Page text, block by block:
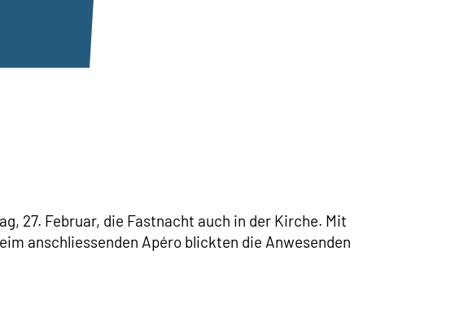
27. Februar, die Fastnacht auch in der Kirche. Mit
anschliessenden Apéro blickten die Anwesenden